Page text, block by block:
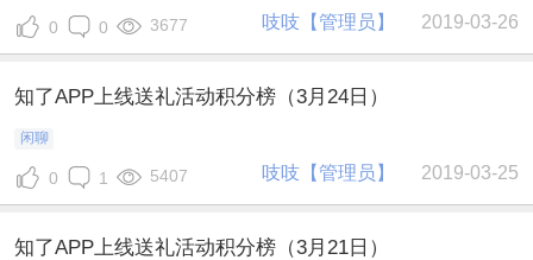
0 0 3677 吱吱【管理员】 2019-03-26
知了APP上线送礼活动积分榜（3月24日）
闲聊
0 1 5407 吱吱【管理员】 2019-03-25
知了APP上线送礼活动积分榜（3月21日）